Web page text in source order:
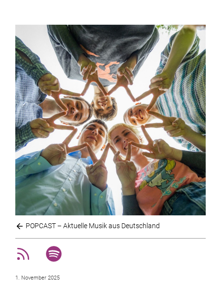
POPCAST – Aktuelle Musik aus Deutschland
1. November 2025